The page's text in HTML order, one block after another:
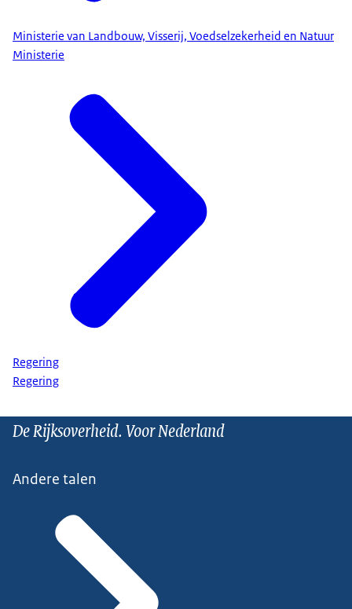
Ministerie van Landbouw, Visserij, Voedselzekerheid en Natuur
Ministerie
Regering
Regering
De Rijksoverheid. Voor Nederland
Andere talen